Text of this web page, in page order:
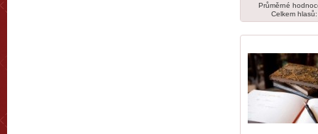
Průměrné
Celkem